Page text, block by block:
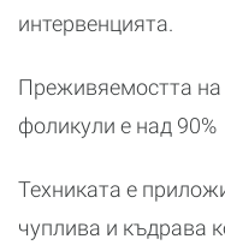
интервенцията.
Преживяемостта на
фоликули е над 90%
Техниката е
чуплива и къдрава